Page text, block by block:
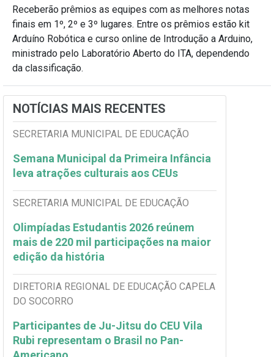
Receberão prêmios as equipes com as melhores notas
finais em 1º, 2º e 3º lugares. Entre os prêmios estão kit
Arduíno Robótica e curso online de Introdução a Arduino,
ministrado pelo Laboratório Aberto do ITA, dependendo
da classificação.
NOTÍCIAS MAIS RECENTES
SECRETARIA MUNICIPAL DE EDUCAÇÃO
Semana Municipal da Primeira Infância
leva atrações culturais aos CEUs
SECRETARIA MUNICIPAL DE EDUCAÇÃO
Olimpíadas Estudantis 2026 reúnem
mais de 220 mil participações na maior
edição da história
DIRETORIA REGIONAL DE EDUCAÇÃO CAPELA
DO SOCORRO
Participantes de Ju-Jitsu do CEU Vila
Rubi representam o Brasil no Pan-